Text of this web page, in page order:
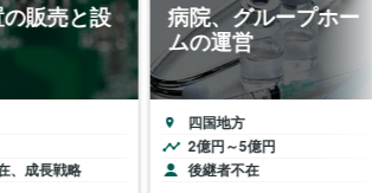
販売と設
、成長戦略
病院、グループホー
ムの運営
四国地方
2億円～5億円
後継者不在